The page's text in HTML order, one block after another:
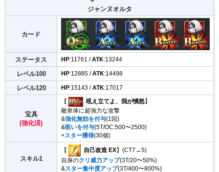
ジャンヌオルタ
カード
ステータス HP:11761 /ATK:13244
レベル100 HP:12885 /ATK:14498
レベル120 HP:15143 /ATK:17017
宝具
(強化済)
【 吼え立てよ、我が憤怒】
敵単体に超強力な攻撃
&強化無効を付与(1回)
&呪いを付与(5T/OC:500〜2500)
+スター獲得(30個)
スキル1
【 自己改造 EX】(CT7→5)
自身のクリ威力アップ(3T/20〜50%)
&スター集中度アップ(3T/400〜800%)